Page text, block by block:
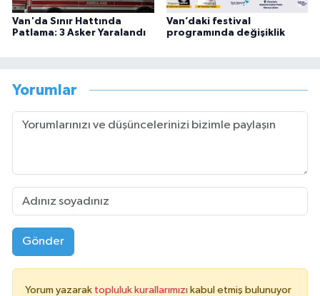
Van'da Sınır Hattında
Patlama: 3 Asker Yaralandı
Van’daki festival
programında değişiklik
Yorumlar
Gönder
Yorum yazarak topluluk kurallarımızı kabul etmiş bulunuyor